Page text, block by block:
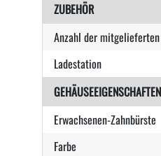
ZUBEHÖR
Anzahl der
Ladestation
GEHÄUSEEIGENSCHAFTEN
Erwachsenen-Zahnbürste
Farbe